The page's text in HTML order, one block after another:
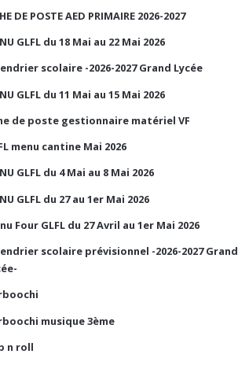
DE POSTE AED PRIMAIRE 2026-2027
GLFL du 18 Mai au 22 Mai 2026
scolaire -2026-2027 Grand Lycée
GLFL du 11 Mai au 15 Mai 2026
de poste gestionnaire matériel VF
menu cantine Mai 2026
GLFL du 4 Mai au 8 Mai 2026
GLFL du 27 au 1er Mai 2026
Four GLFL du 27 Avril au 1er Mai 2026
scolaire prévisionnel -2026-2027 Grand
musique 3ème
n roll